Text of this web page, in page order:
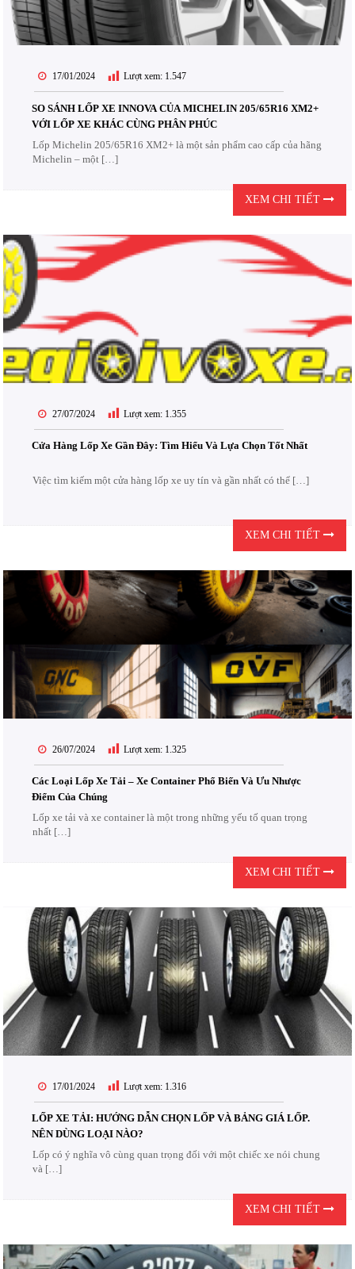
17/01/2024 Lượt xem: 1.547
SO SÁNH LỐP XE INNOVA CỦA MICHELIN 205/65R16 XM2+
VỚI LỐP XE KHÁC CÙNG PHÂN PHÚC
Lốp Michelin 205/65R16 XM2+ là một sản phẩm cao cấp của hãng
Michelin – một […]
XEM CHI TIẾT
27/07/2024 Lượt xem: 1.355
Cửa Hàng Lốp Xe Gần Đây: Tìm Hiểu Và Lựa Chọn Tốt Nhất
Việc tìm kiếm một cửa hàng lốp xe uy tín và gần nhất có thể […]
XEM CHI TIẾT
26/07/2024 Lượt xem: 1.325
Các Loại Lốp Xe Tải – Xe Container Phổ Biến Và Ưu Nhược
Điểm Của Chúng
Lốp xe tải và xe container là một trong những yếu tố quan trọng
nhất […]
XEM CHI TIẾT
17/01/2024 Lượt xem: 1.316
LỐP XE TẢI: HƯỚNG DẪN CHỌN LỐP VÀ BẢNG GIÁ LỐP.
NÊN DÙNG LOẠI NÀO?
Lốp có ý nghĩa vô cùng quan trọng đối với một chiếc xe nói chung
và […]
XEM CHI TIẾT